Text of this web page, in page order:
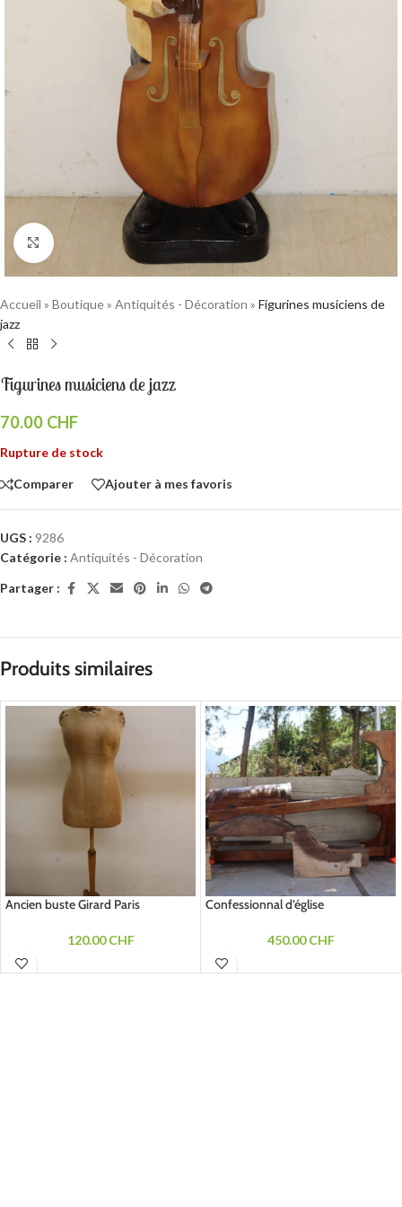
Cliquez pour agrandir
Accueil » Boutique» Antiquités - Décoration » Figurines musiciens de
jazz
Figurines musiciens de jazz
70.00 CHF
Rupture de stock
Comparer Ajouter à mes favoris
UGS : 9286
Catégorie : Antiquités - Décoration
Partager :
Produits similaires
Ancien buste Girard Paris
120.00CHF
Confessionnal d’église
450.00CHF